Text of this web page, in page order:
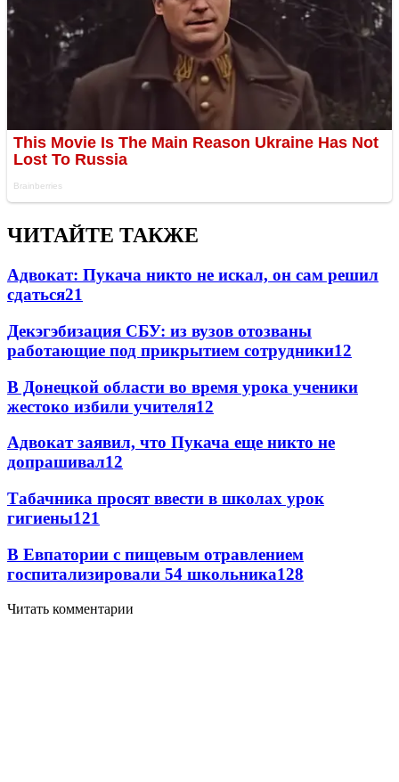
ЧИТАЙТЕ ТАКЖЕ
Адвокат: Пукача никто не искал, он сам решил
сдаться21
Декэгэбизация СБУ: из вузов отозваны
работающие под прикрытием сотрудники12
В Донецкой области во время урока ученики
жестоко избили учителя12
Адвокат заявил, что Пукача еще никто не
допрашивал12
Табачника просят ввести в школах урок
гигиены121
В Евпатории с пищевым отравлением
госпитализировали 54 школьника128
Читать комментарии